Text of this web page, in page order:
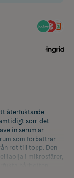
återfuktande
som det
in serum är
som förbättrar
rot till topp. Den
i mikrosfärer,